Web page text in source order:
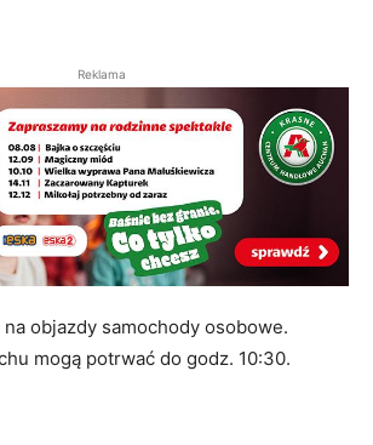
Reklama
objazdy samochody osobowe.
mogą potrwać do godz. 10:30.